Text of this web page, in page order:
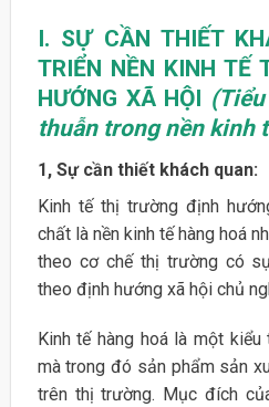
I. SỰ CẦN THIẾT
TRIỂN NỀN KINH TẾ
HƯỚNG XÃ HỘI
thuẫn trong nền kinh
1, Sự cần thiết khách quan:
Kinh tế thị trường định
chất là nền kinh tế hàng hoá
theo cơ chế thị trường có
theo định hướng xã hội chủ
Kinh tế hàng hoá là một
mà trong đó sản phẩm sản
trên thị trường. Mục đích